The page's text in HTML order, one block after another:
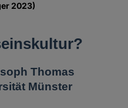
2023)
Thomas
Münster